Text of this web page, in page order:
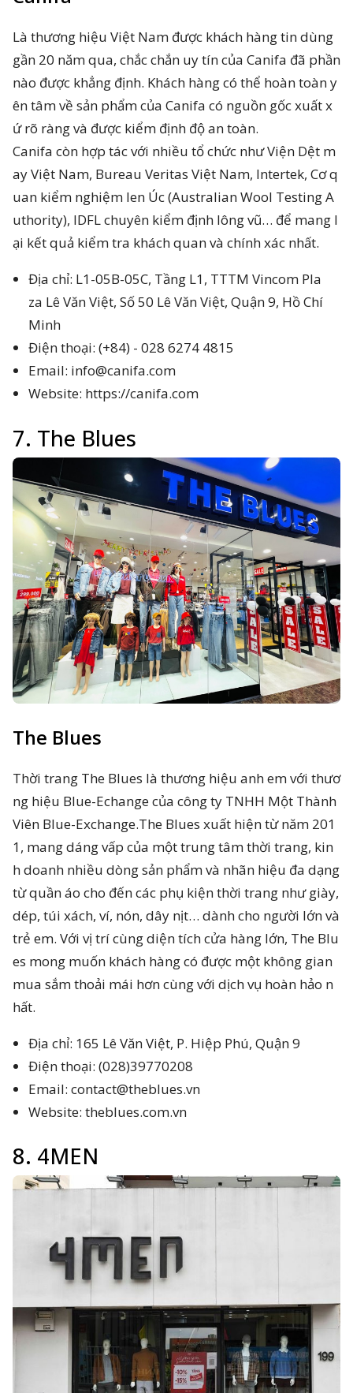
Là thương hiệu Việt Nam được khách hàng tin dùng
gần 20 năm qua, chắc chắn uy tín của Canifa đã phần
nào được khẳng định. Khách hàng có thể hoàn toàn y
ên tâm về sản phẩm của Canifa có nguồn gốc xuất x
ứ rõ ràng và được kiểm định độ an toàn.
Canifa còn hợp tác với nhiều tổ chức như Viện Dệt m
ay Việt Nam, Bureau Veritas Việt Nam, Intertek, Cơ q
uan kiểm nghiệm len Úc (Australian Wool Testing A
uthority), IDFL chuyên kiểm định lông vũ… để mang l
ại kết quả kiểm tra khách quan và chính xác nhất.
Địa chỉ: L1-05B-05C, Tầng L1, TTTM Vincom Pla
za Lê Văn Việt, Số 50 Lê Văn Việt, Quận 9, Hồ Chí
Minh
Điện thoại: (+84) - 028 6274 4815
Email: info@canifa.com
Website: https://canifa.com
7. The Blues
The Blues
Thời trang The Blues là thương hiệu anh em với thươ
ng hiệu Blue-Echange của công ty TNHH Một Thành
Viên Blue-Exchange.The Blues xuất hiện từ năm 201
1, mang dáng vấp của một trung tâm thời trang, kin
h doanh nhiều dòng sản phẩm và nhãn hiệu đa dạng
từ quần áo cho đến các phụ kiện thời trang như giày,
dép, túi xách, ví, nón, dây nịt… dành cho người lớn và
trẻ em. Với vị trí cùng diện tích cửa hàng lớn, The Blu
es mong muốn khách hàng có được một không gian
mua sắm thoải mái hơn cùng với dịch vụ hoàn hảo n
hất.
Địa chỉ: 165 Lê Văn Việt, P. Hiệp Phú, Quận 9
Điện thoại: (028)39770208
Email: contact@theblues.vn
Website: theblues.com.vn
8. 4MEN